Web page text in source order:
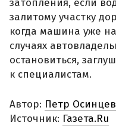
затопления, если
залитому участку
когда машина уже
случаях
остановиться,
к специалистам.
Автор: Петр Осинцев
Источник: Газета.Ru